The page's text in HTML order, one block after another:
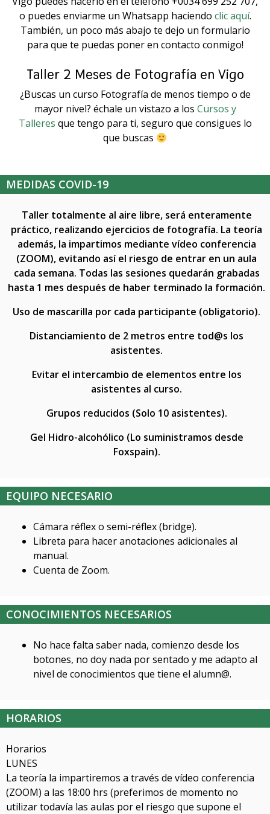
o puedes enviarme un Whatsapp haciendo clic aquí.
También, un poco más abajo te dejo un formulario
para que te puedas poner en contacto conmigo!
Taller 2 Meses de Fotografía en Vigo
¿Buscas un curso Fotografía de menos tiempo o de
mayor nivel? échale un vistazo a los Cursos y
Talleres que tengo para ti, seguro que consigues lo
que buscas
MEDIDAS COVID-19
Taller totalmente al aire libre, será enteramente
práctico, realizando ejercicios de fotografía. La teoría
además, la impartimos mediante vídeo conferencia
(ZOOM), evitando así el riesgo de entrar en un aula
cada semana. Todas las sesiones quedarán grabadas
hasta 1 mes después de haber terminado la formación.
Uso de mascarilla por cada participante (obligatorio).
Distanciamiento de 2 metros entre tod@s los
asistentes.
Evitar el intercambio de elementos entre los
asistentes al curso.
Grupos reducidos (Solo 10 asistentes).
Gel Hidro-alcohólico (Lo suministramos desde
Foxspain).
EQUIPO NECESARIO
Cámara réflex o semi-réflex (bridge).
Libreta para hacer anotaciones adicionales al
manual.
Cuenta de Zoom.
CONOCIMIENTOS NECESARIOS
No hace falta saber nada, comienzo desde los
botones, no doy nada por sentado y me adapto al
nivel de conocimientos que tiene el alumn@.
HORARIOS
Horarios
LUNES
La teoría la impartiremos a través de vídeo conferencia
(ZOOM) a las 18:00 hrs (preferimos de momento no
utilizar todavía las aulas por el riesgo que supone el